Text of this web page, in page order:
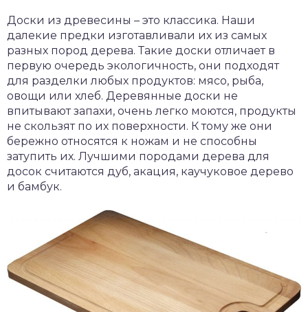
Доски из древесины – это классика. Наши
далекие предки изготавливали их из самых
разных пород дерева. Такие доски отличает в
первую очередь экологичность, они подходят
для разделки любых продуктов: мясо, рыба,
овощи или хлеб. Деревянные доски не
впитывают запахи, очень легко моются, продукты
не скользят по их поверхности. К тому же они
бережно относятся к ножам и не способны
затупить их. Лучшими породами дерева для
досок считаются дуб, акация, каучуковое дерево
и бамбук.